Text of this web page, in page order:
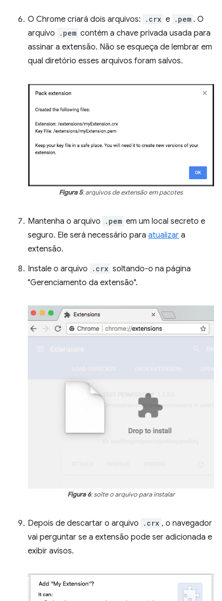
O Chrome criará dois arquivos: .crx e .pem . O
arquivo
.pem contém a chave privada usada para
assinar a extensão. Não se esqueça de lembrar em
qual diretório esses arquivos foram salvos.
Figura 5: arquivos de extensão em pacotes
Mantenha o arquivo .pem em um local secreto e
seguro. Ele será necessário para atualizar a
extensão.
Instale o arquivo
.crx soltando-o na página
"Gerenciamento da extensão".
Figura 6: solte o arquivo para instalar
Depois de descartar o arquivo .crx , o navegador
vai perguntar se a extensão pode ser adicionada e
exibir avisos.